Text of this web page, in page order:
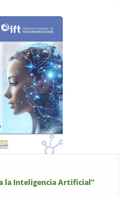
a la Inteligencia Artificial”